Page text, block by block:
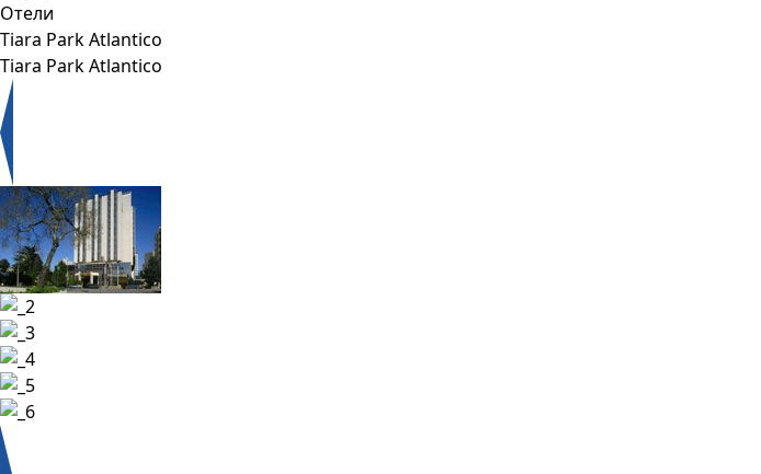
Отели
Tiara Park Atlantico
Tiara Park Atlantico